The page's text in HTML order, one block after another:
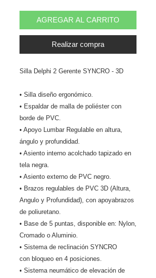
AGREGAR AL CARRITO
Realizar compra
Silla Delphi 2 Gerente SYNCRO - 3D
• Silla diseño ergonómico.
• Espaldar de malla de poliéster con
borde de PVC.
• Apoyo Lumbar Regulable en altura,
ángulo y profundidad.
• Asiento interno acolchado tapizado en
tela negra.
• Asiento externo de PVC negro.
• Brazos regulables de PVC 3D (Altura,
Angulo y Profundidad), con apoyabrazos
de poliuretano.
• Base de 5 puntas, disponible en: Nylon,
Cromado o Aluminio.
• Sistema de reclinación SYNCRO
con bloqueo en 4 posiciones.
• Sistema neumático de elevación de